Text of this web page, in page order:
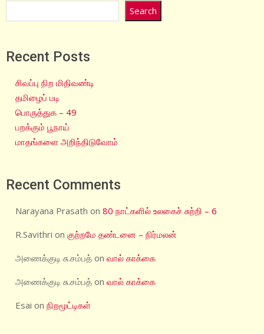
Search
Recent Posts
சிவப்பு நிற மிதிவண்டி
தமிழைப் படி
பொருத்துக – 49
பறக்கும் பூநாய்
மாதங்களை அறிந்திடுவோம்
Recent Comments
Narayana Prasath on80 நாட்களில் உலகைச் சுற்றி – 6
R.Savithri onகுற்றமே தண்டனை – நிர்மலன்
அணைக்குடி சு.சம்பத் onவால் காக்கை
அணைக்குடி சு.சம்பத் onவால் காக்கை
Esai onநிறமூட்டிகள்